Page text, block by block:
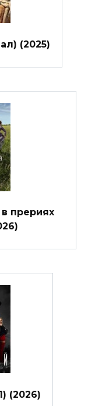
(2025)
прериях
(2026)